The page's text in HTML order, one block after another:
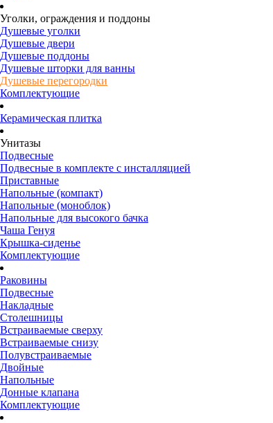
Уголки, ограждения и поддоны
Душевые уголки
Душевые двери
Душевые поддоны
Душевые шторки для ванны
Душевые перегородки
Комплектующие
Керамическая плитка
Унитазы
Подвесные
Подвесные в комплекте с инсталляцией
Приставные
Напольные (компакт)
Напольные (моноблок)
Напольные для высокого бачка
Чаша Генуя
Крышка-сиденье
Комплектующие
Раковины
Подвесные
Накладные
Столешницы
Встраиваемые сверху
Встраиваемые снизу
Полувстраиваемые
Двойные
Напольные
Донные клапана
Комплектующие